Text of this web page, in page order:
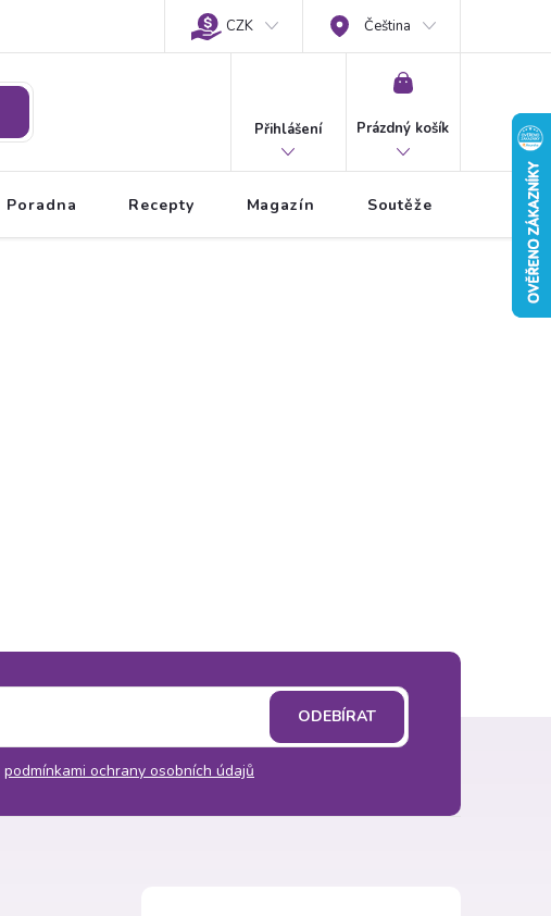
CZK Čeština
Přihlášení
NÁKUPNÍ
Prázdný košík
Poradna Recepty Magazín Soutěže
podmínkami ochrany osobních údajů
ODEBÍRAT